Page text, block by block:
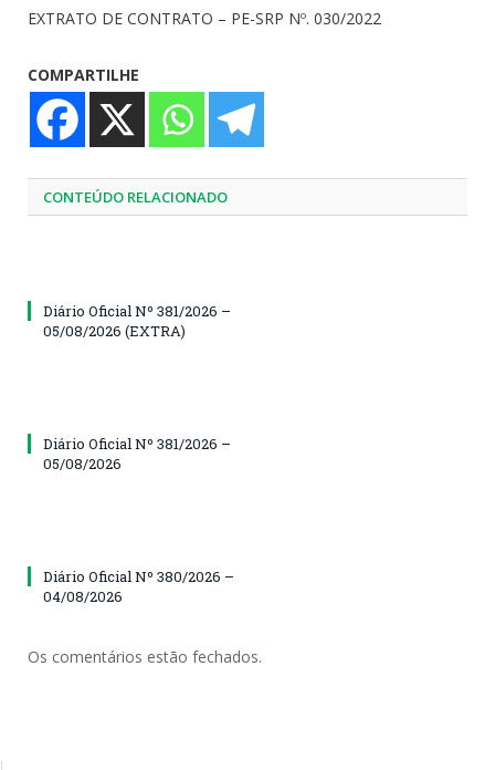
EXTRATO DE CONTRATO – PE-SRP Nº. 030/2022
COMPARTILHE
CONTEÚDO RELACIONADO
Diário Oficial Nº 381/2026 –
05/08/2026 (EXTRA)
Diário Oficial Nº 381/2026 –
05/08/2026
Diário Oficial Nº 380/2026 –
04/08/2026
Os comentários estão fechados.